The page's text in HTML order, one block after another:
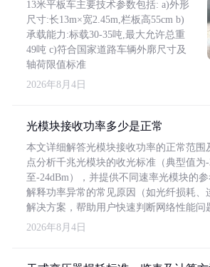
13米平板车主要技术参数包括: a)外形
尺寸:长13m×宽2.45m,栏板高55cm b)
承载能力:标载30-35吨,最大允许总重
49吨 c)符合国家道路车辆外廓尺寸及
轴荷限值标准
2026年8月4日
光模块接收功率多少是正常
本文详细解答光模块接收功率的正常范围
点分析千兆光模块的收光标准（典型值为-
至-24dBm），并提供不同速率光模块的
解释功率异常的常见原因（如光纤损耗、
解决方案，帮助用户快速判断网络性能问
2026年8月4日